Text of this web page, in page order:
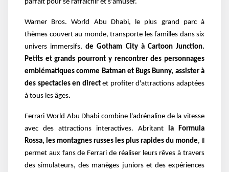
parfait pour se rafraîchir et s'amuser.
Warner Bros. World Abu Dhabi, le plus grand parc à
thèmes couvert au monde, transporte les familles dans six
univers immersifs,de Gotham City à Cartoon Junction.
Petits et grands pourront y rencontrer des personnages
emblématiques comme Batman et Bugs Bunny, assister à
des spectacles en directet profiter d'attractions adaptées
à tous les âges.
Ferrari World Abu Dhabi combine l'adrénaline de la vitesse
avec des attractions interactives. Abritant la Formula
Rossa, les montagnes russes les plus rapides du monde, il
permet aux fans de Ferrari de réaliser leurs rêves à travers
des simulateurs, des manèges juniors et des expériences